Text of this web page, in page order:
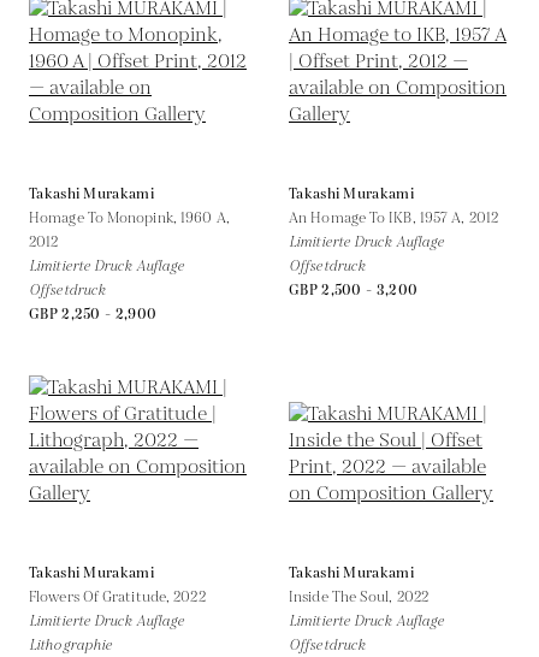
Takashi Murakami
Homage To Monopink, 1960 A,
2012
Limitierte Druck Auflage
Offsetdruck
GBP 2,250 - 2,900
Takashi Murakami
An Homage To IKB, 1957 A, 2012
Limitierte Druck Auflage
Offsetdruck
GBP 2,500 - 3,200
Takashi Murakami
Flowers Of Gratitude,2022
Limitierte Druck Auflage
Lithographie
Takashi Murakami
Inside The Soul, 2022
Limitierte Druck Auflage
Offsetdruck